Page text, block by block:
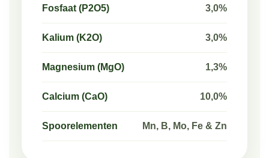
Fosfaat (P2O5) 3,0%
Kalium (K2O) 3,0%
Magnesium (MgO) 1,3%
Calcium (CaO) 10,0%
Spoorelementen Mn, B, Mo, Fe & Zn